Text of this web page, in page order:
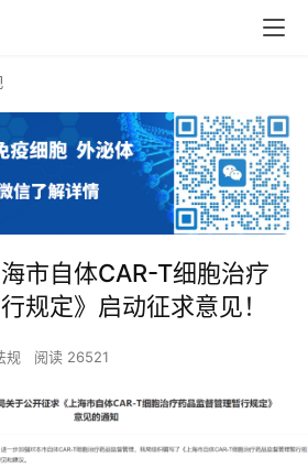
市自体CAR-T细胞治疗
规定》启动征求意见！
规 阅读 26521